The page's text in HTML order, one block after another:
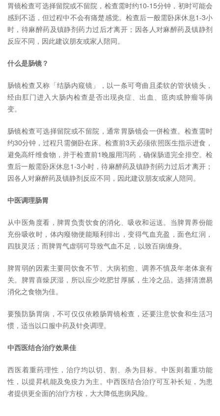
胃镜检查可选择留院或不留院，检查需时约10-15分钟，初时可能会
感到不适，但过程中不会有痛楚感觉。检查后一般需卧床休息1-3小
时，待麻醉药及镇静剂药力过后才离开；因各人对麻醉药及镇静剂
反应不同，因此建议朋友或家人陪同。
什么是肠镜？
肠镜检查又称「结肠内窥镜」，以一条可弯曲且柔软的管状镜头，
经由肛门进入大肠内检查是否出现炎症、出血、瘜肉或肿瘤等病
变。
肠镜检查可选择留院或不留院，通常胃肠镜会一併检查。检查需时
约30分钟，过程只需侧卧在床。检查前3天必须依照医生指示进食，
避免高纤维食物，并于检查前1晚服用泻药，确保肠道完全排空。检
查后一般需卧床休息1-3小时，待麻醉药及镇静剂药力过后才离开；
因各人对麻醉药及镇静剂反应不同，因此建议朋友或家人陪同。
中医调理肠胃
从中医角度看，脾胃负责饮食的消化、吸收和运送。当脾胃养份能
充份吸收时，体内癈物便能顺利排出，变得气血充盈，面色红润，
四肢灵活；而脾胃气虚弱可导致气血不足，以致百病缠身。
脾胃弱的因素主要同饮食不节、大病初愈、调养不慎及年老体衰有
关。脾胃喜燥厌湿，所以应少吃肥甘厚腻，生冷之品。选择清澹易
消化之食物为佳。
要预防肠胃病，不可仅仅依赖肠胃镜检查，还要注意饮食和生活习
惯，适当以口服中药及针灸调理。
中西医结合治疗效果佳
西医着重药理性，治疗均以切、割、杀为目标。中医则着重功能
性，以提昇机能及免疫力为主。中西医结合治疗可互补长短，为患
者提供更全面的治疗方桉，大大降低患病风险。